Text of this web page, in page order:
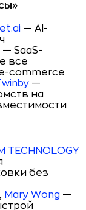
— AI-
— SaaS-
все
commerce
—
на
TECHNOLOGY
без
Mary Wong —